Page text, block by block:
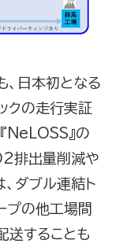
、日本初となる
クの走行実証
NeLOSS』の
排出量削減や
ダブル連結ト
プの他工場間
送することも